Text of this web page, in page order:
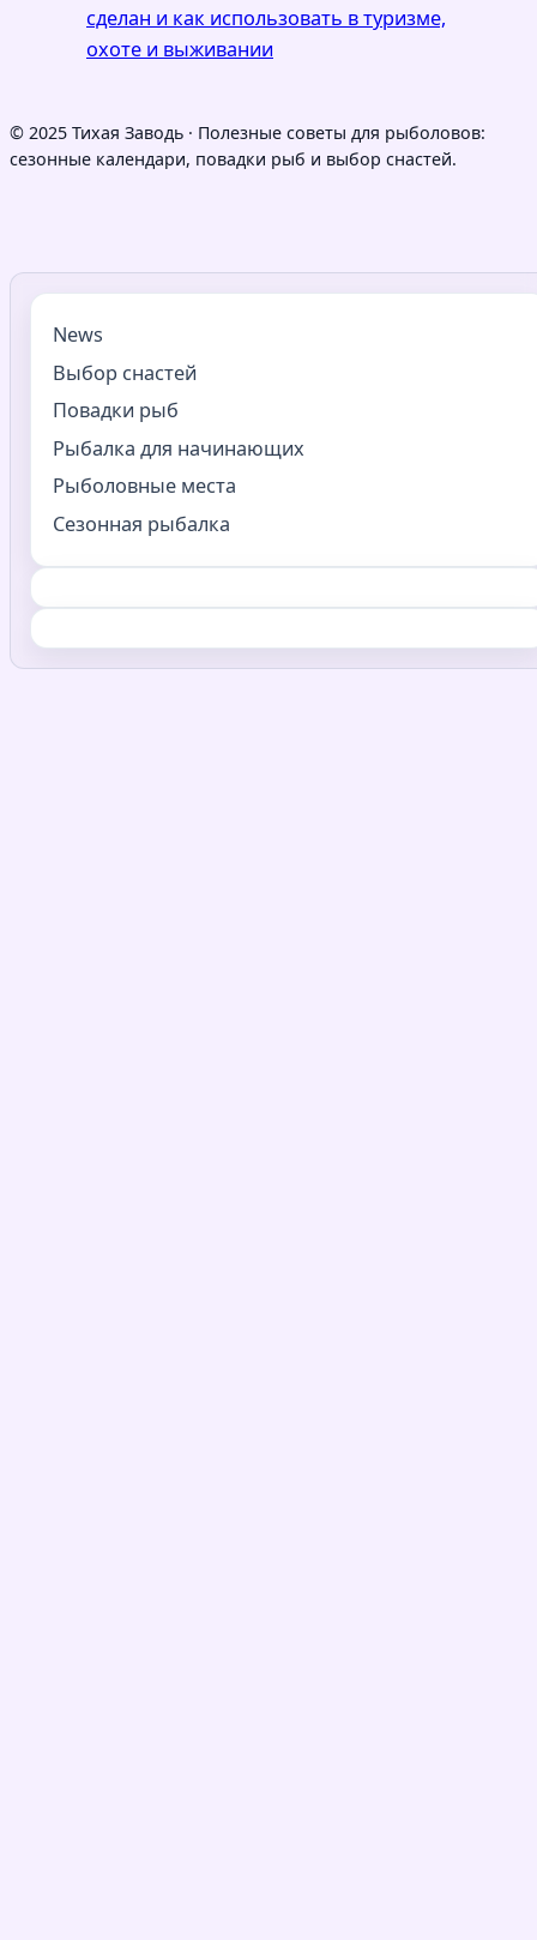
сделан и как использовать в туризме,
охоте и выживании
© 2025 Тихая Заводь · Полезные советы для рыболовов:
сезонные календари, повадки рыб и выбор снастей.
News
Выбор снастей
Повадки рыб
Рыбалка для начинающих
Рыболовные места
Сезонная рыбалка